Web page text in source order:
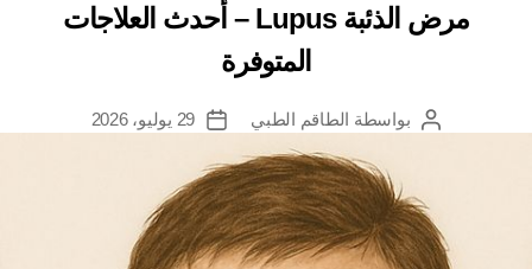
مرض الذئبة Lupus – أحدث العلاجات
المتوفرة
كاتببواسطة الطاقم الطبي
تاريخ
29 يوليو، 2026